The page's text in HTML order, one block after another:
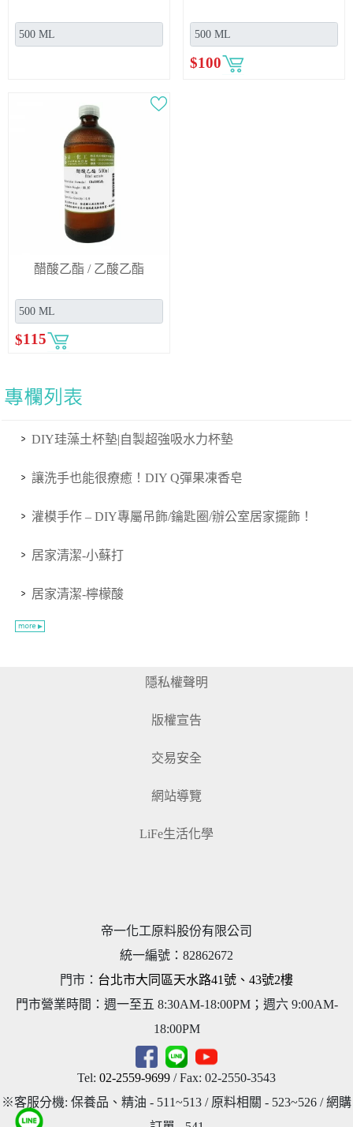
DIY珪藻土杯墊|自製超強吸水力杯墊
讓洗手也能很療癒！DIY Q彈果凍香皂
灌模手作 – DIY專屬吊飾/鑰匙圈/辦公室居家擺飾！
居家清潔-小蘇打
居家清潔-檸檬酸
$100
醋酸乙酯 / 乙酸乙酯
$115
隱私權聲明
版權宣告
交易安全
網站導覽
LiFe生活化學
帝一化工原料股份有限公司
統一編號 ： 82862672
門市： 台北市大同區天水路41號、43號2樓
門市營業時間：週一至五 8:30AM-18:00PM；週六 9:00AM-
18:00PM
Tel: 02-2559-9699 / Fax: 02-2550-3543
※客服分機: 保養品、精油 - 511~513 / 原料相關 - 523~526 / 網購